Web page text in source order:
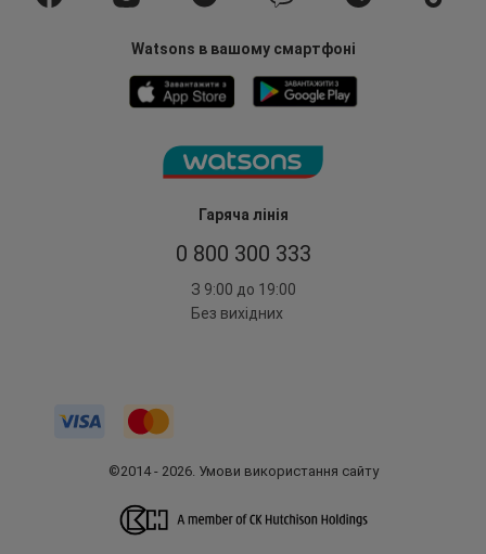
Гаряча лінія
0 800 300 333
З 9:00 до 19:00
Без вихідних
Watsons в вашому смартфоні
©2014 - 2026. Умови використання сайту